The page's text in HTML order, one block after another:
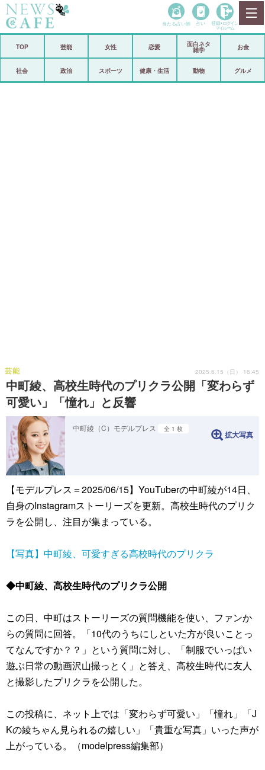
政治
当たる占い師 占い 登録• ログイン
マイルーム
TOP 芸能 女性 恋愛
面白ネタ
雑学
お金
社会 政治 スポーツ 健康・生活 動物 グルメ
中町綾、高校生時代のプリクラ公開「変わらず
可愛い」「憧れ」と反響
芸能 2025.6.15（日） 16:45
中町綾（C）モデルプレス 全 1 枚
拡大写真
【モデルプレス＝2025/06/15】YouTuberの中町綾が14日、
自身のInstagramストーリーズを更新。高校生時代のプリク
ラを公開し、注目が集まっている。
【写真】中町綾、可愛すぎる高校時代のプリクラ
◆中町綾、高校生時代のプリクラ公開
この日、中町はストーリーズの質問機能を使い、ファンか
らの質問に回答。「10代のうちにしといた方が良いことっ
てなんですか？？」という質問に対し、「制服でいっぱい
遊ぶ日常の動画沢山撮っとく」と答え、高校生時代に友人
と撮影したプリクラを公開した。
この投稿に、ネット上では「変わらず可愛い」「憧れ」「J
Kの綾ちゃん見られるの嬉しい」「貴重な写真」いった声が
上がっている。（modelpress編集部）